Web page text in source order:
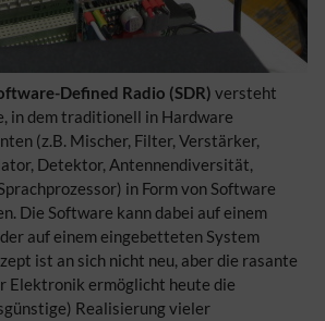
Defined Radio (SDR) versteht
in dem traditionell in Hardware
(z.B. Mischer, Filter, Verstärker,
Detektor, Antennendiversität,
in Form von Software
Die Software kann dabei auf einem
auf einem eingebetteten System
ist an sich nicht neu, aber die rasante
Elektronik ermöglicht heute die
Realisierung vieler